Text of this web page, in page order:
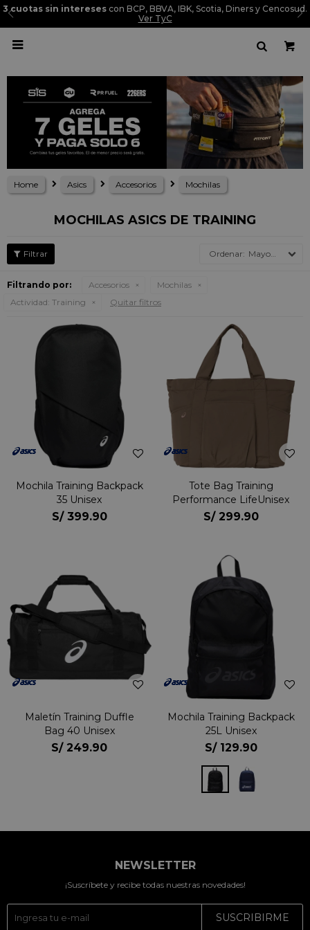
3 cuotas sin intereses con BCP, BBVA, IBK, Scotia, Diners y Cencosud.
Ver TyC

Home Asics Accesorios Mochilas
MOCHILAS ASICS DE TRAINING
Mayor precio
Filtrando por: Accesorios
Mochilas
Actividad: Training Quitar filtros
Mochila Training Backpack
35 Unisex
S/ 399.90
Tote Bag Training
Performance LifeUnisex
S/ 299.90
Maletín Training Duffle
Bag 40 Unisex
S/ 249.90
Mochila Training Backpack
25L Unisex
S/ 129.90
NEWSLETTER
¡Suscríbete y recibe todas nuestras novedades!
SUSCRIBIRME